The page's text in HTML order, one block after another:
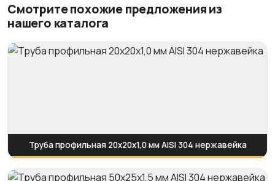
Смотрите похожие предложения из
нашего каталога
Труба профильная 20х20х1,0 мм AISI 304 нержавейка